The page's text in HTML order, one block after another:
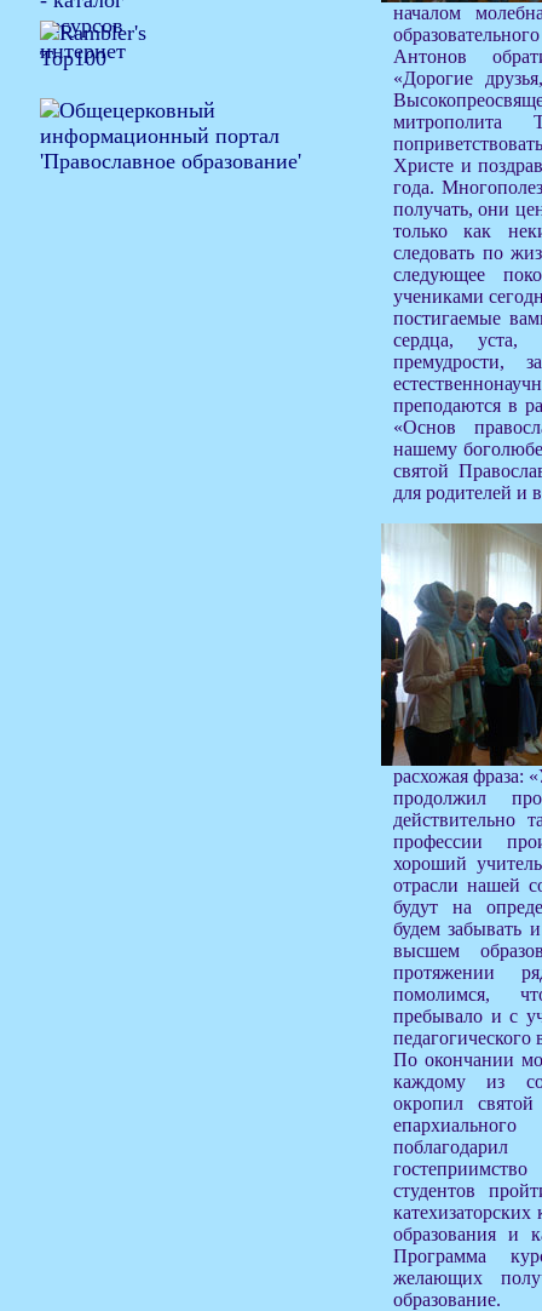
началом
Антонов
«Дорогие
митрополита
Христе и
года.
получать, они
только как
следовать по
следующее
учениками
постигаемые
сердца,
премудрости,
преподаются в
«Основ
нашему
святой
для родителей и
расхожая фраза:
продолжил
действительно
профессии
хороший
отрасли нашей
будут на
будем забывать
высшем
протяжении
помолимся,
пребывало и с
педагогического
По окончании
каждому из
окропил
студентов
катехизаторских
образования и
Программа
желающих
образование.